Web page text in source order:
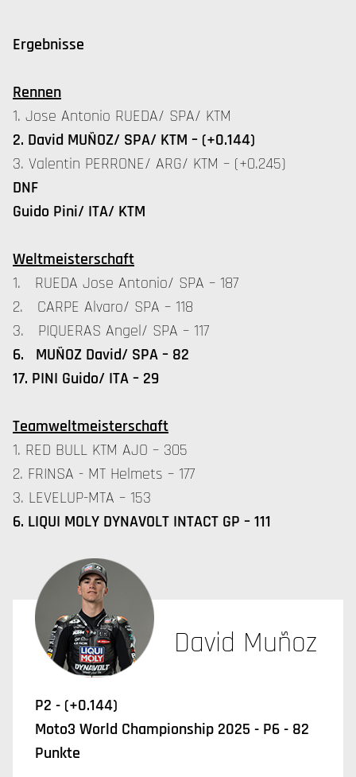
Ergebnisse
Rennen
1. Jose Antonio RUEDA/ SPA/ KTM
2. David MUÑOZ/ SPA/ KTM – (+0.144)
3. Valentin PERRONE/ ARG/ KTM – (+0.245)
DNF
Guido Pini/ ITA/ KTM
Weltmeisterschaft
1. RUEDA Jose Antonio/ SPA – 187
2. CARPE Alvaro/ SPA – 118
3. PIQUERAS Angel/ SPA – 117
6. MUÑOZ David/ SPA – 82
17. PINI Guido/ ITA – 29
Teamweltmeisterschaft
1. RED BULL KTM AJO – 305
2. FRINSA - MT Helmets – 177
3. LEVELUP-MTA – 153
6. LIQUI MOLY DYNAVOLT INTACT GP – 111
David Muñoz
P2 - (+0.144)
Moto3 World Championship 2025 - P6 - 82
Punkte